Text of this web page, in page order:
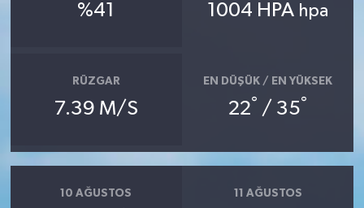
%41 1004 HPA hpa
RÜZGAR
7.39 M/S
EN DÜŞÜK / EN YÜKSEK
22° / 35°
10 AĞUSTOS 11 AĞUSTOS